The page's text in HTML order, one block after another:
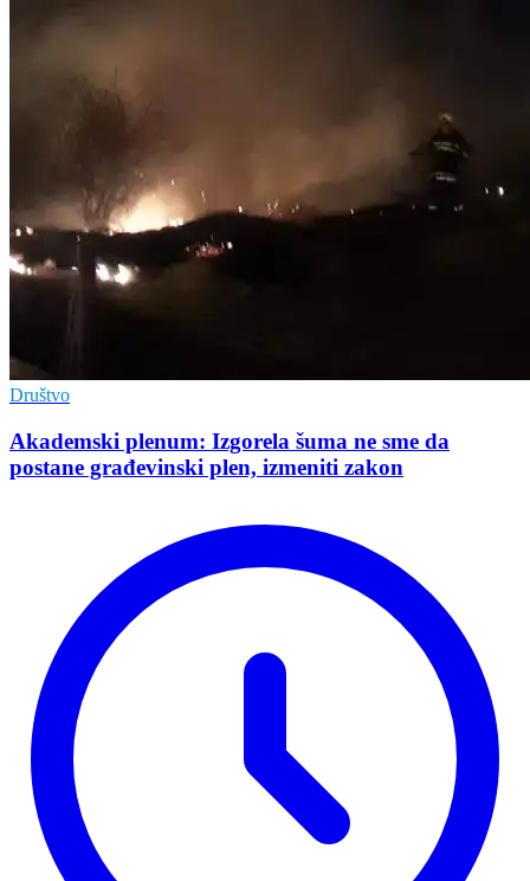
Društvo
Akademski plenum: Izgorela šuma ne sme da
postane građevinski plen, izmeniti zakon